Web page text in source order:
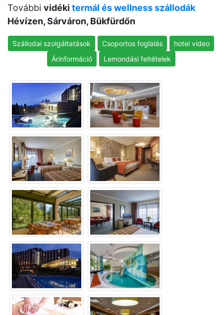
További vidéki termál és wellness szállodák
Hévízen, Sárváron, Bükfürdőn
Szállodai szolgáltatások Csoportos foglalás
hotel video
Árinformáció
Lemondási feltételek